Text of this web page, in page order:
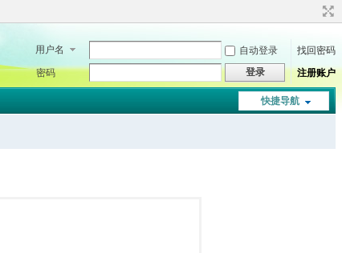
用户名 自动登录
找回密码
密码
登录 注册账户
快捷导航